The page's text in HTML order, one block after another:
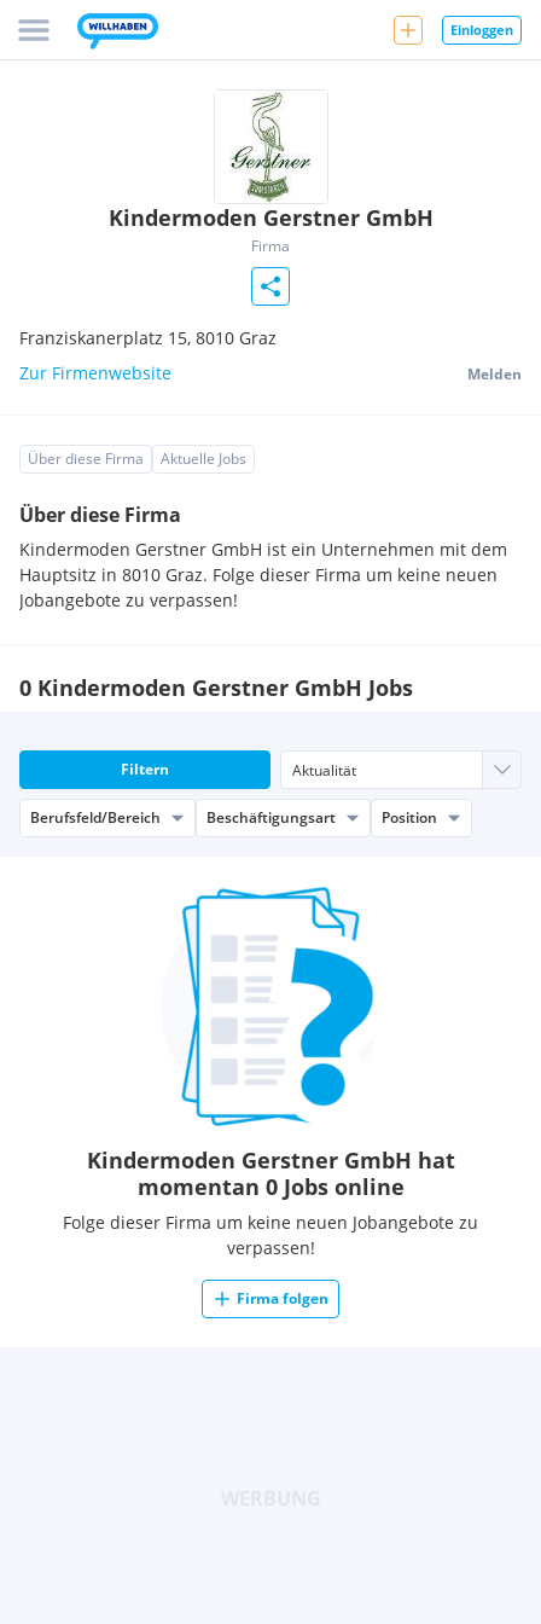
Einloggen
Kindermoden Gerstner GmbH
Firma
Franziskanerplatz 15, 8010 Graz
Zur Firmenwebsite
Melden
Über diese Firma Aktuelle Jobs
Über diese Firma
Kindermoden Gerstner GmbH ist ein Unternehmen mit dem
Hauptsitz in 8010 Graz. Folge dieser Firma um keine neuen
Jobangebote zu verpassen!
0 Kindermoden Gerstner GmbH Jobs
Filtern
Berufsfeld/Bereich Beschäftigungsart Position
Kindermoden Gerstner GmbH hat
momentan 0 Jobs online
Folge dieser Firma um keine neuen Jobangebote zu
verpassen!
Firma folgen